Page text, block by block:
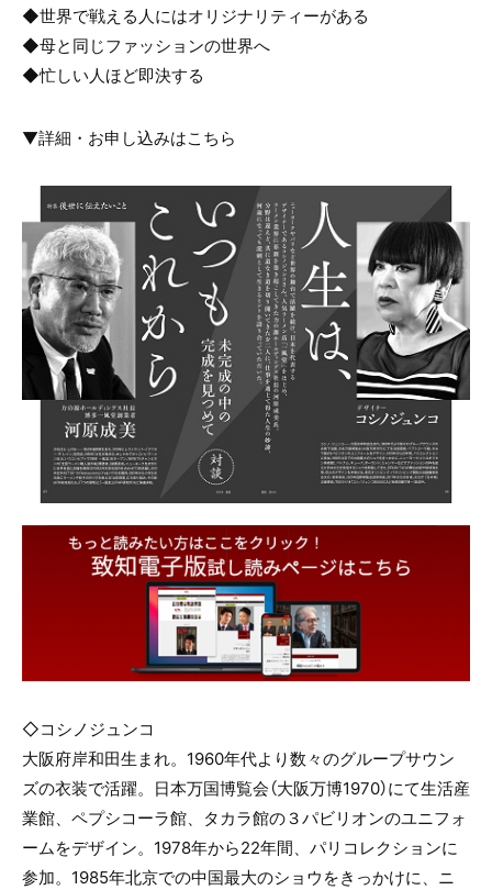
◆世界で戦える人にはオリジナリティーがある
◆母と同じファッションの世界へ
◆忙しい人ほど即決する
▼詳細・お申し込みはこちら
◇コシノジュンコ
大阪府岸和田生まれ。1960年代より数々のグループサウン
ズの衣装で活躍。日本万国博覧会（大阪万博1970）にて生活産
業館、ペプシコーラ館、タカラ館の３パビリオンのユニフォ
ームをデザイン。1978年から22年間、パリコレクションに
参加。1985年北京での中国最大のショウをきっかけに、ニ